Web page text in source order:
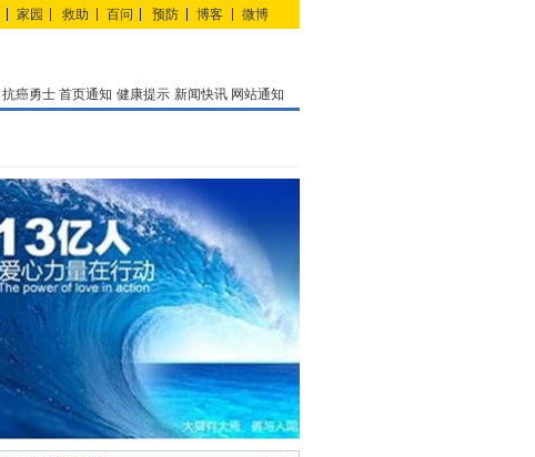
家园 救助 百问 预防 博客 微博
抗癌勇士 首页通知 健康提示 新闻快讯 网站通知